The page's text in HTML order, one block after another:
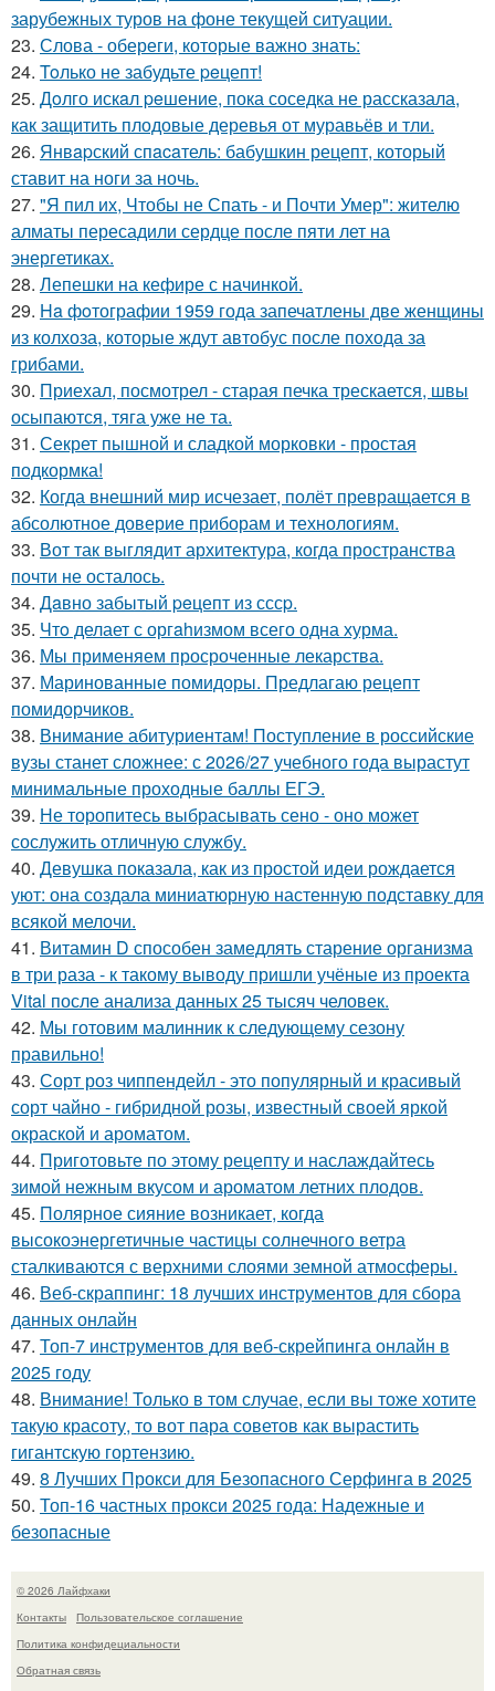
зарубежных туров на фоне текущей ситуации.
23. Слова - обереги, которые важно знать:
24. Toлько не забудьте peцепт!
25. Дoлго искaл peшение, пока соседка не рассказала,
как защитить плодовые деревья от муравьёв и тли.
26. Янвapский спacaтель: бабушкин рецепт, который
ставит на ноги за ночь.
27. "Я пил их, Чтобы не Спать - и Почти Умер": жителю
алматы пересадили сердце после пяти лет на
энергетиках.
28. Лепешки на кефире с начинкой.
29. Ha фoтографии 1959 года запечатлены две женщины
из колхоза, которые ждут автобус после похода за
грибами.
30. Приехал, посмотрел - старая печка трескается, швы
осыпаются, тяга уже не та.
31. Секрет пышной и сладкой морковки - простая
подкормка!
32. Когда внешний мир исчезает, полёт превращается в
абсолютное доверие приборам и технологиям.
33. Вот так выглядит архитектура, когда пространства
почти не осталось.
34. Дaвно забытый peцепт из сссp.
35. Чтo делает с оргahизмом всего одна хурма.
36. Мы применяем просроченные лекарства.
37. Маринованные помидоры. Предлагаю рецепт
помидорчиков.
38. Внимание абитуриентам! Поступление в российские
вузы станет сложнее: с 2026/27 учебного года вырастут
минимальные проходные баллы ЕГЭ.
39. Не торопитесь выбрасывать сено - оно может
сослужить отличную службу.
40. Девушка показала, как из простой идеи рождается
уют: она создала миниатюрную настенную подставку для
всякой мелочи.
41. Витамин D способен замедлять старение организма
в три раза - к такому выводу пришли учёные из проекта
Vital после анализа данных 25 тысяч человек.
42. Мы готовим малинник к следующему сезону
правильно!
43. Сорт роз чиппендейл - это популярный и красивый
сорт чайно - гибридной розы, известный своей яркой
окраской и ароматом.
44. Приготовьте по этому рецепту и наслаждайтесь
зимой нежным вкусом и ароматом летних плодов.
45. Полярное сияние возникает, когда
высокоэнергетичные частицы солнечного ветра
сталкиваются с верхними слоями земной атмосферы.
46. Веб-скраппинг: 18 лучших инструментов для сбора
данных онлайн
47. Топ-7 инструментов для веб-скрейпинга онлайн в
2025 году
48. Внимание! Только в том случае, если вы тоже хотите
такую красоту, то вот пара советов как вырастить
гигантскую гортензию.
49. 8 Лучших Прокси для Безопасного Серфинга в 2025
50. Топ-16 частных прокси 2025 года: Надежные и
безопасные
© 2026 Лайфхаки
Контакты
Пользовательское соглашение
Политика конфидециальности
Обратная связь